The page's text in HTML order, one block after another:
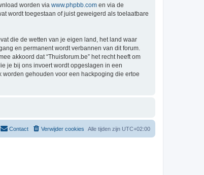
worden via www.phpbb.com en via de
wordt toegestaan of juist geweigerd als toelaatbare
die de wetten van je eigen land, het land waar
en permanent wordt verbannen van dit forum.
akkoord dat “Thuisforum.be” het recht heeft om
je bij ons invoert wordt opgeslagen in een
worden gehouden voor een hackpoging die ertoe
Alle tijden zijn UTC+02:00
Verwijder cookies
Contact